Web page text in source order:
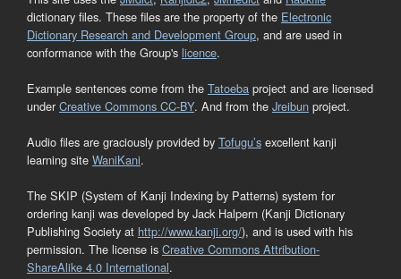
dictionary files. These files are the property of the Electronic
Dictionary Research and Development Group, and are used in
conformance with the Group's licence.
Example sentences come from the Tatoeba project and are licensed
under Creative Commons CC-BY. And from the Jreibun project.
Audio files are graciously provided by Tofugu’s excellent kanji
learning site WaniKani.
The SKIP (System of Kanji Indexing by Patterns) system for
ordering kanji was developed by Jack Halpern (Kanji Dictionary
Publishing Society at http://www.kanji.org/), and is used with his
permission. The license is Creative Commons Attribution-
ShareAlike 4.0 International.